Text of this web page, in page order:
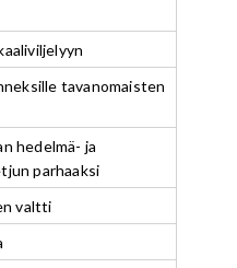
tavanomaisten
hedelmä- ja
parhaaksi
valtti